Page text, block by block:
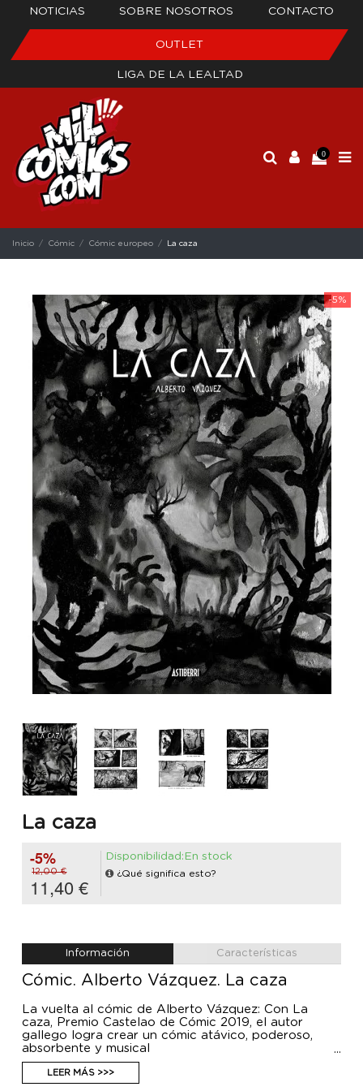
NOTICIAS SOBRE NOSOTROS CONTACTO
OUTLET
LIGA DE LA LEALTAD
0
Inicio Cómic Cómic europeo La caza
-5%
La caza
-5%
12,00 €
11,40 €
Disponibilidad:En stock
¿Qué significa esto?
Información Características
Cómic. Alberto Vázquez. La caza
La vuelta al cómic de Alberto Vázquez: Con La
caza, Premio Castelao de Cómic 2019, el autor
gallego logra crear un cómic atávico, poderoso,
absorbente y musical
Ambientado en un entorno selvático, La caza se
adentra en la historia de un hombre primitivo que
persigue a un animal. Mediante una narración llena
LEER MÁS >>>